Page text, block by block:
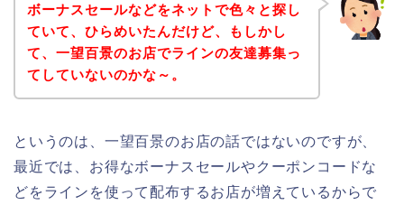
ボーナスセールなどをネットで色々と探し
ていて、ひらめいたんだけど、もしかし
て、一望百景のお店でラインの友達募集っ
てしていないのかな～。
というのは、一望百景のお店の話ではないのですが、
最近では、お得なボーナスセールやクーポンコードな
どをラインを使って配布するお店が増えているからで